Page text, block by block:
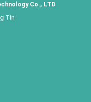
Co., LTD
Tín